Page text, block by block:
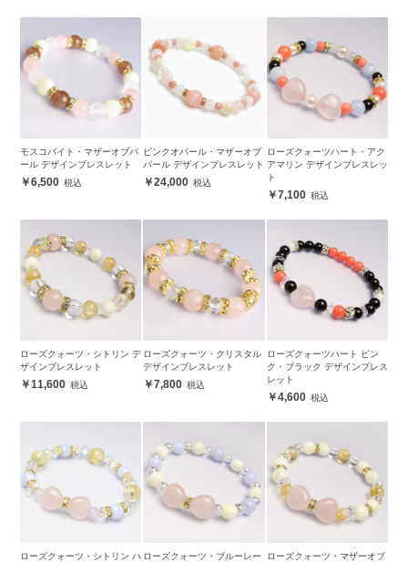
モスコバイト・マザーオブパ
ール デザインブレスレット
6,500
ピンクオパール・マザーオブ
パール デザインブレスレット
24,000
ローズクォーツハート・アク
アマリン デザインブレスレッ
ト
7,100
ローズクォーツ・シトリン デ
ザインブレスレット
11,600
ローズクォーツ・クリスタル
デザインブレスレット
7,800
ローズクォーツハート ピン
ク・ブラック デザインブレス
レット
4,600
ローズクォーツ・シトリン ハ ローズクォーツ・ブルーレー
ローズクォーツ・マザーオブ